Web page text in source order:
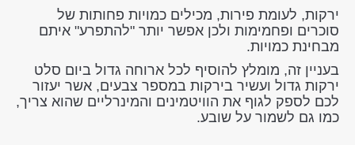
ירקות, לעומת פירות, מכילים כמויות פחותות של
סוכרים ופחמימות ולכן אפשר יותר "להתפרע" איתם
מבחינת כמויות.
בעניין זה, מומלץ להוסיף לכל ארוחה גדול ביום סלט
ירקות גדול ועשיר בירקות במספר צבעים, אשר יעזור
לכם לספק לגוף את הוויטמינים והמינרליים שהוא צריך,
כמו גם לשמור על שובע.